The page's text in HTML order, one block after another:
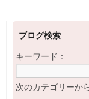
ブログ検索
キーワード：
次のカテゴリーか